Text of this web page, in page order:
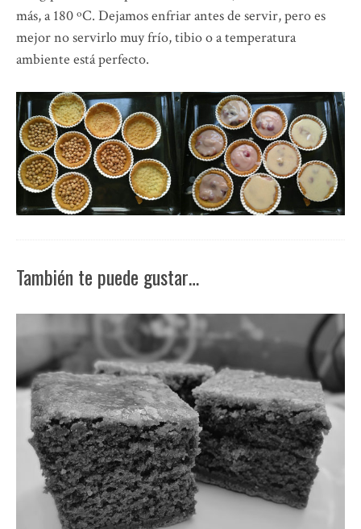
más, a 180 ºC. Dejamos enfriar antes de servir, pero es
mejor no servirlo muy frío, tibio o a temperatura
ambiente está perfecto.
También te puede gustar…